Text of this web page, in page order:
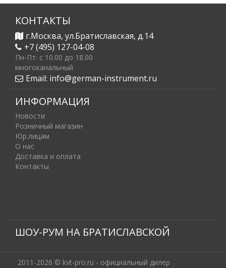
КОНТАКТЫ
г.Москва, ул.Братиславская, д.14
+7 (495) 127-04-08
Пн-Пт: c 10.00 до 18.00
многоканальный
Email: info@german-instrument.ru
ИНФОРМАЦИЯ
Новости
Розничный магазин
Юр.лицам
О нас
Доставка и оплата
Контакты
ШОУ-РУМ НА БРАТИСЛАВСКОЙ
2011-2026 © kvt-pro.ru - официальный дилер